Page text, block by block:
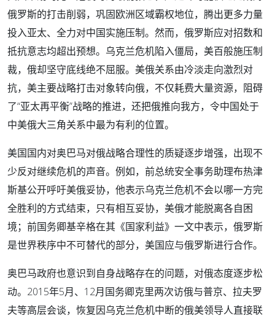
俄罗斯的打击削弱，巩固欧洲区域霸权地位，腾出更多力量
投入亚太、全力对中国实施压制。然而，俄罗斯应对招数和
抵抗意志均超出预想。乌克兰危机陷入僵局，美百般施压制
裁，俄却坚守底线绝不屈服。美俄关系由冷淡走向激烈对
抗，美主要战略打击对象转向俄，不仅耗费大量资源，阻碍
了“亚太再平衡”战略的推进，还把俄推向我方，令中国处于
中美俄大三角关系中最为有利的位置。
美国国内对奥巴马对俄战略合理性的质疑逐步增强，出现不
少反对继续危机的声音。例如，前总统安全事务助理布热津
斯基公开呼吁美俄妥协，他表示乌克兰危机不会以哪一方完
全胜利的方式结束，只有相互妥协，美俄才能脱离各自困
境；前国务卿基辛格在其《国家利益》一文中表示，俄罗斯
是世界秩序中不可替代的部分，美国应与俄罗斯进行合作。
奥巴马政府也意识到自身战略存在的问题，对俄态度逐步松
动。2015年5月、12月国务卿克里两次访俄与普京、拉夫罗
夫等高层会谈，恢复因乌克兰危机中断的俄美领导人直接联